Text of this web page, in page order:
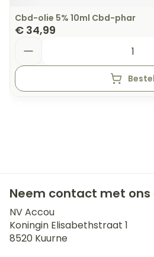
Cbd-olie 5% 10ml Cbd-phar
€ 34,99
Bestel
Neem contact met ons
NV Accou
Koningin Elisabethstraat 1
8520 Kuurne